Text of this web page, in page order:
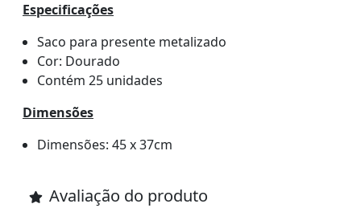
Especificações
Saco para presente metalizado
Cor: Dourado
Contém 25 unidades
Dimensões
Dimensões: 45 x 37cm
Avaliação do produto